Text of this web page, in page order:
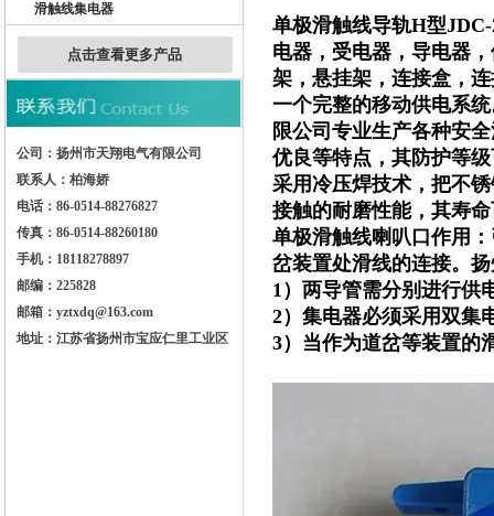
滑触线集电器
点击查看更多产品
公司：扬州市天翔电气有限公司
联系人：柏海娇
电话：86-0514-88276827
传真：86-0514-88260180
手机：18118278897
邮编：225828
邮箱：yztxdq@163.com
地址：江苏省扬州市宝应仁里工业区
单极滑触线导轨H型
电器，受电器，导电器
架，悬挂架，连接盒，
一个完整的移动供电系
限公司专业生产各种安
优良等特点，其防护等
采用冷压焊技术，把不
接触的耐磨性能，其寿
单极滑触线喇叭口作用
岔装置处滑线的连接。
1）两导管需分别进行供
2）集电器必须采用双集
3）当作为道岔等装置的